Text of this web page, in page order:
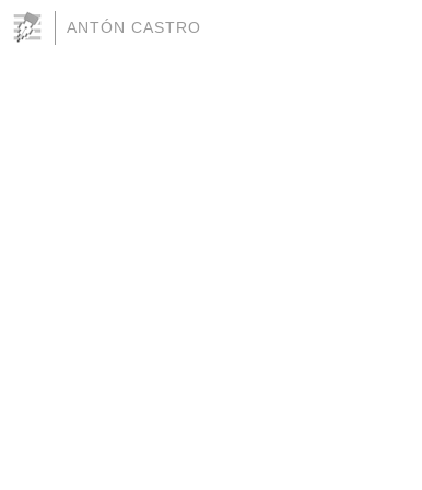
ANTÓN CASTRO